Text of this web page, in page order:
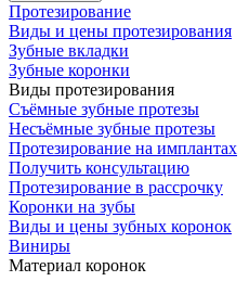
Протезирование
Виды и цены протезирования
Зубные вкладки
Зубные коронки
Виды протезирования
Съёмные зубные протезы
Несъёмные зубные протезы
Протезирование на имплантах
Получить консультацию
Протезирование в рассрочку
Коронки на зубы
Виды и цены зубных коронок
Виниры
Материал коронок